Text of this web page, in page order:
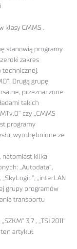
klasy CMMS .
stanowią programy
zakres
technicznej.
Drugą grupę
przeznaczone
takich
czy „CMMS
programy
wyodrębnione ze
natomiast kilka
„Autodata”,
„interLAN
grupy programów
transportu
3,7 , „TSI 2011”
artykuł.